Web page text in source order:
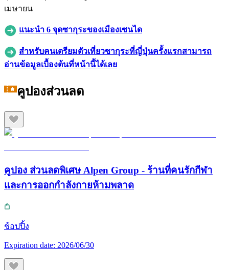
เมษายน
แนะนำ 6 จุดซากุระของเมืองเซนได
สำหรับคนเตรียมตัวเที่ยวซากุระที่ญี่ปุ่นครั้งแรกสามารถ
อ่านข้อมูลเบื้องต้นที่หน้านี้ได้เลย
คูปองส่วนลด
คูปอง ส่วนลดพิเศษ Alpen Group - ร้านที่คนรักกีฬา
และการออกกำลังกายห้ามพลาด
ช้อปปิ้ง
Expiration date: 2026/06/30